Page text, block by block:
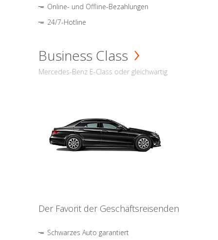
Online- und Offline-Bezahlungen
24/7-Hotline
Business Class
Mercedes-Benz E-Class oder gleichwärtig
Der Favorit der Geschäftsreisenden
Schwarzes Auto garantiert